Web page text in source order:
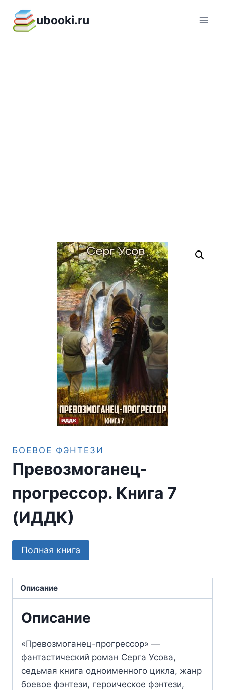
содержимому
ubooki.ru
БОЕВОЕ ФЭНТЕЗИ
Превозмоганец-
прогрессор. Книга 7
(ИДДК)
Полная книга
Описание
Описание
«Превозмоганец-прогрессор» —
фантастический роман Серга Усова,
седьмая книга одноименного цикла, жанр
боевое фэнтези, героическое фэнтези,